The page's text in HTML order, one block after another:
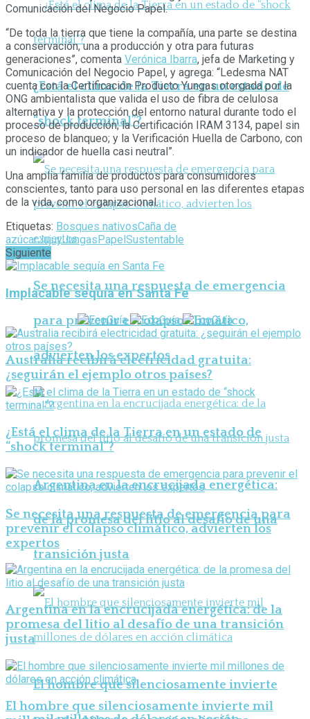
¿Está el clima de la Tierra en un estado de
“shock terminal”?
Se necesita una respuesta de emergencia
para prevenir el colapso climático,
advierten los expertos
Argentina en la encrucijada energética:
de la promesa del litio al desafío de una
transición justa
El hombre que silenciosamente invierte
Comunicación del Negocio Papel.
“De toda la tierra que tiene la compañía, una parte se destina
a conservación, una a producción y otra para futuras
generaciones”, comenta Verónica Ibarra, jefa de Marketing y
Comunicación del Negocio Papel, y agrega: “Ledesma NAT
cuenta con la Certificación Producto Yungas otorgada por la
ONG ambientalista que valida el uso de fibra de celulosa
alternativa y la protección del entorno natural durante todo el
proceso de producción; la Certificación IRAM 3134, papel sin
proceso de blanqueo; y la Verificación Huella de Carbono, con
un indicador de huella casi neutral”.
Una amplia familia de productos para consumidores
conscientes, tanto para uso personal en las diferentes etapas
de la vida, como organizacional.
Etiquetas: Bosques nativosCaña de
azúcarJujuyJungasPapelSustentable
Siguiente
Implacable sequía en Santa Fe
Australia recibirá electricidad gratuita:
¿seguirán el ejemplo otros países?
¿Está el clima de la Tierra en un estado de
“shock terminal”?
Se necesita una respuesta de emergencia para
prevenir el colapso climático, advierten los
expertos
Argentina en la encrucijada energética: de la
promesa del litio al desafío de una transición
justa
El hombre que silenciosamente invierte mil